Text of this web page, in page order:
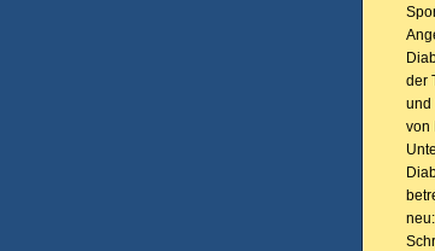
der
und
von